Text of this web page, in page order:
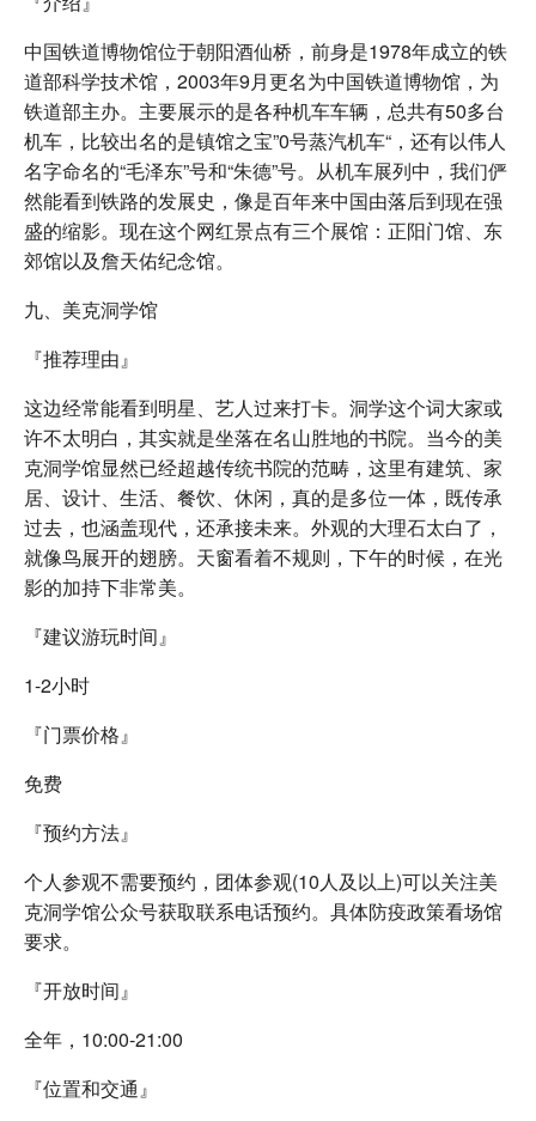
中国铁道博物馆位于朝阳酒仙桥，前身是1978年成立的铁
道部科学技术馆，2003年9月更名为中国铁道博物馆，为
铁道部主办。主要展示的是各种机车车辆，总共有50多台
机车，比较出名的是镇馆之宝”0号蒸汽机车“，还有以伟人
名字命名的“毛泽东”号和“朱德”号。从机车展列中，我们俨
然能看到铁路的发展史，像是百年来中国由落后到现在强
盛的缩影。现在这个网红景点有三个展馆：正阳门馆、东
郊馆以及詹天佑纪念馆。
九、美克洞学馆
『推荐理由』
这边经常能看到明星、艺人过来打卡。洞学这个词大家或
许不太明白，其实就是坐落在名山胜地的书院。当今的美
克洞学馆显然已经超越传统书院的范畴，这里有建筑、家
居、设计、生活、餐饮、休闲，真的是多位一体，既传承
过去，也涵盖现代，还承接未来。外观的大理石太白了，
就像鸟展开的翅膀。天窗看着不规则，下午的时候，在光
影的加持下非常美。
『建议游玩时间』
1-2小时
『门票价格』
免费
『预约方法』
个人参观不需要预约，团体参观(10人及以上)可以关注美
克洞学馆公众号获取联系电话预约。具体防疫政策看场馆
要求。
『开放时间』
全年，10:00-21:00
『位置和交通』